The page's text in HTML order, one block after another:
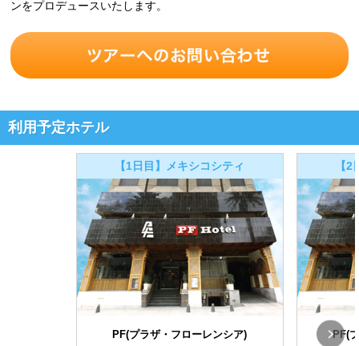
ンをプロデュースいたします。
利用予定ホテル
【1日目】メキシコシティ
PF(プラザ・フローレンシア)
【
PF(